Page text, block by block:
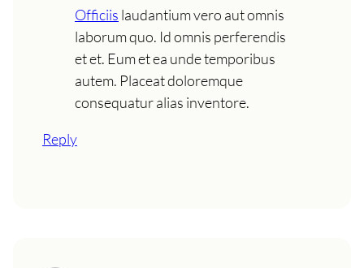
Officiis laudantium vero aut omnis
laborum quo. Id omnis perferendis
et et. Eum et ea unde temporibus
autem. Placeat doloremque
consequatur alias inventore.
Reply